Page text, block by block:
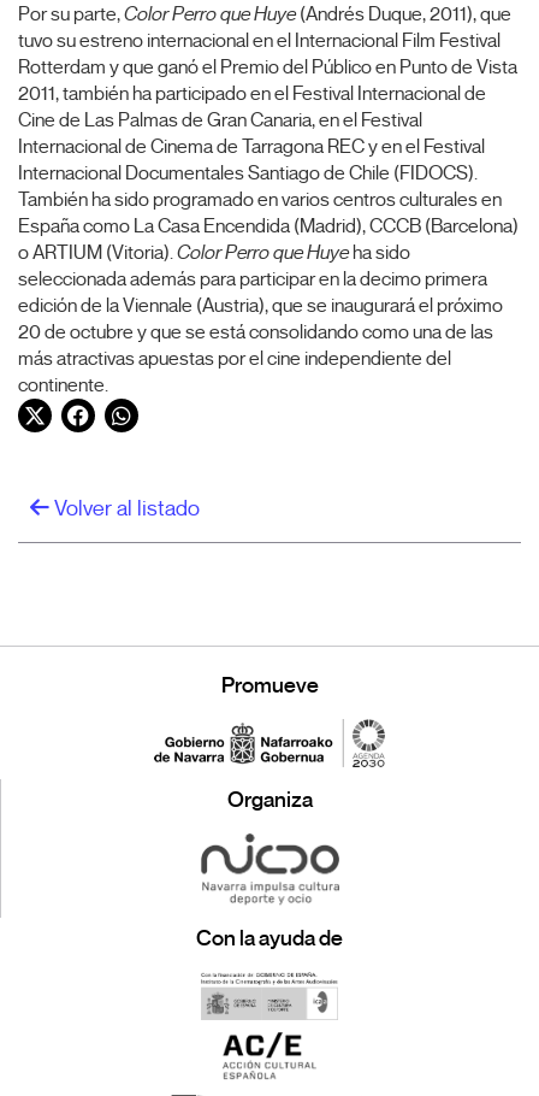
Por su parte,Color Perro que Huye(Andrés Duque, 2011), que
tuvo su estreno internacional en el Internacional Film Festival
Rotterdam y que ganó el Premio del Público en Punto de Vista
2011, también ha participado en el Festival Internacional de
Cine de Las Palmas de Gran Canaria, en el Festival
Internacional de Cinema de Tarragona REC y en el Festival
Internacional Documentales Santiago de Chile (FIDOCS).
También ha sido programado en varios centros culturales en
España como La Casa Encendida (Madrid), CCCB (Barcelona)
o ARTIUM (Vitoria).Color Perro que Huyeha sido
seleccionada además para participar en la decimo primera
edición de la Viennale (Austria), que se inaugurará el próximo
20 de octubre y que se está consolidando como una de las
más atractivas apuestas por el cine independiente del
continente.
Twitter
Facebook
WhatsApp
Volver al listado
Promueve
Organiza
Con la ayuda de